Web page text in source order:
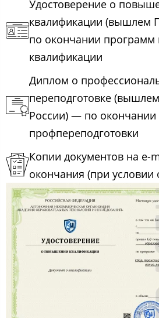
Удостоверение о
квалификации (вышлем
по окончании
квалификации
Диплом о
переподготовке
России) — по
профпереподготовки
Копии документов на e-
окончания (при условии